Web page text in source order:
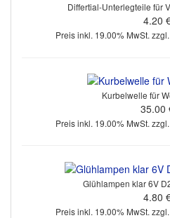
Differtial-Unterlegteile für
4.20
Preis inkl. 19.00% MwSt. zzgl.
Kurbelwelle für
35.00
Preis inkl. 19.00% MwSt. zzgl.
Glühlampen klar 6V
4.80
Preis inkl. 19.00% MwSt. zzgl.